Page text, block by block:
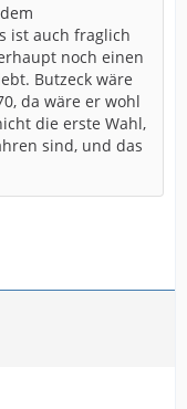
ist auch fraglich
noch einen
Butzeck wäre
da wäre er wohl
die erste Wahl,
sind, und das